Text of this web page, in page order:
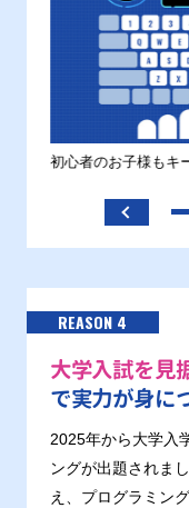
初心者のお子様もキ
REASON 4
大学入試を見
で実力が身に
2025年から大学入
ングが出題されま
え、プログラミン